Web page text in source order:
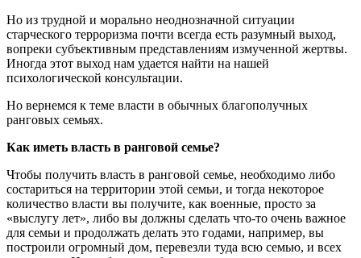
Но из трудной и морально неоднозначной ситуации
старческого терроризма почти всегда есть разумный выход,
вопреки субъективным представлениям измученной жертвы.
Иногда этот выход нам удается найти на нашей
психологической консультации.
Но вернемся к теме власти в обычных благополучных
ранговых семьях.
Как иметь власть в ранговой семье?
Чтобы получить власть в ранговой семье, необходимо либо
состариться на территории этой семьи, и тогда некоторое
количество власти вы получите, как военные, просто за
«выслугу лет», либо вы должны сделать что-то очень важное
для семьи и продолжать делать это годами, например, вы
построили огромный дом, перевезли туда всю семью, и всех